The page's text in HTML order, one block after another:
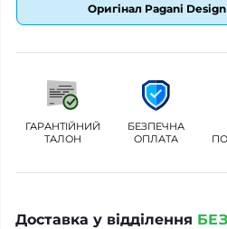
Оригінал Pagani Design
ГАРАНТІЙНИЙ
ТАЛОН
БЕЗПЕЧНА
ОПЛАТА
Доставка у відділення